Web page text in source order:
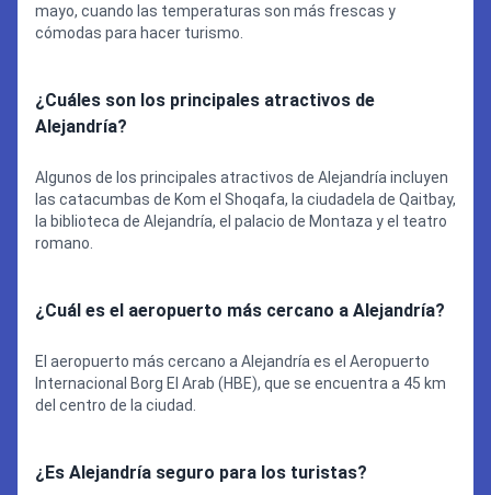
mayo, cuando las temperaturas son más frescas y
cómodas para hacer turismo.
¿Cuáles son los principales atractivos de
Alejandría?
Algunos de los principales atractivos de Alejandría incluyen
las catacumbas de Kom el Shoqafa, la ciudadela de Qaitbay,
la biblioteca de Alejandría, el palacio de Montaza y el teatro
romano.
¿Cuál es el aeropuerto más cercano a Alejandría?
El aeropuerto más cercano a Alejandría es el Aeropuerto
Internacional Borg El Arab (HBE), que se encuentra a 45 km
del centro de la ciudad.
¿Es Alejandría seguro para los turistas?